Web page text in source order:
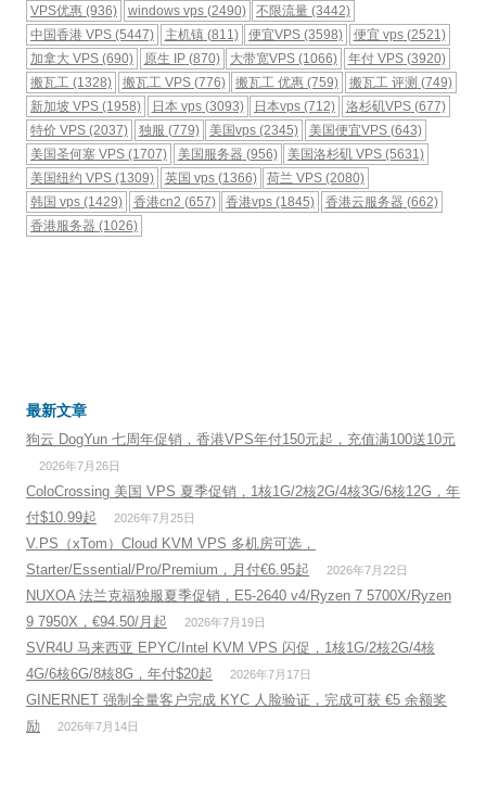
VPS优惠 (936) windows vps(2490) 不限流量 (3442)
中国香港 VPS (5447) 主机镇(811) 便宜VPS (3598) 便宜 vps(2521)
加拿大 VPS (690) 原生 IP(870) 大带宽VPS (1066) 年付 VPS(3920)
搬瓦工 (1328) 搬瓦工 VPS(776) 搬瓦工 优惠 (759) 搬瓦工 评测 (749)
新加坡 VPS (1958) 日本 vps(3093) 日本vps (712) 洛杉矶VPS(677)
特价 VPS (2037) 独服 (779) 美国vps (2345) 美国便宜VPS(643)
美国圣何塞 VPS (1707) 美国服务器 (956) 美国洛杉矶 VPS (5631)
美国纽约 VPS (1309) 英国 vps(1366) 荷兰 VPS (2080)
韩国 vps (1429) 香港cn2 (657) 香港vps (1845) 香港云服务器 (662)
香港服务器 (1026)
最新文章
狗云 DogYun 七周年促销，香港VPS年付150元起，充值满100送10元
2026年7月26日
ColoCrossing 美国 VPS 夏季促销，1核1G/2核2G/4核3G/6核12G，年
付$10.99起
2026年7月25日
V.PS（xTom）Cloud KVM VPS 多机房可选，
Starter/Essential/Pro/Premium，月付€6.95起
2026年7月22日
NUXOA 法兰克福独服夏季促销，E5-2640 v4/Ryzen 7 5700X/Ryzen
9 7950X，€94.50/月起
2026年7月19日
SVR4U 马来西亚 EPYC/Intel KVM VPS 闪促，1核1G/2核2G/4核
4G/6核6G/8核8G，年付$20起
2026年7月17日
GINERNET 强制全量客户完成 KYC 人脸验证，完成可获 €5 余额奖
励
2026年7月14日